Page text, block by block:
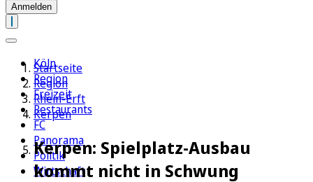
Anmelden
Köln
Region
Freizeit
Restaurants
FC
Panorama
Politik
Wirtschaft
Startseite
Region
Rhein-Erft
Kerpen
Kerpen: Spielplatz-Ausbau
kommt nicht in Schwung